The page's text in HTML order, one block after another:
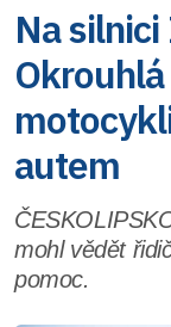
Na
autem
mohl vědět
pomoc.